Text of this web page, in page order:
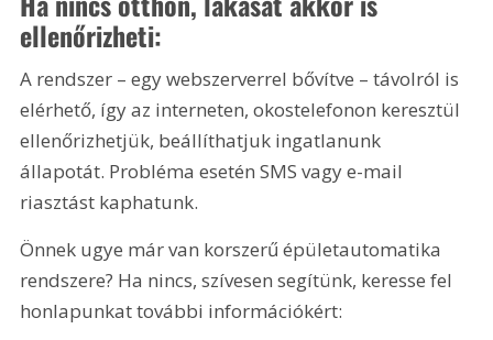
ellenőrizheti:
A rendszer – egy webszerverrel bővítve – távolról is
elérhető, így az interneten, okostelefonon keresztül
ellenőrizhetjük, beállíthatjuk ingatlanunk
állapotát. Probléma esetén SMS vagy e-mail
riasztást kaphatunk.
Önnek ugye már van korszerű épületautomatika
rendszere? Ha nincs, szívesen segítünk, keresse fel
honlapunkat további információkért: